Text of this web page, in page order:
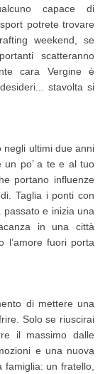
capace di
potrete trovare
weekend, se
scatteranno
cara Vergine è
stavolta si
negli ultimi due anni
un po’ a te e al tuo
portano influenze
Taglia i ponti con
e inizia una
in una città
l’amore fuori porta
di mettere una
Solo se riuscirai
il massimo dalle
e una nuova
famiglia: un fratello,